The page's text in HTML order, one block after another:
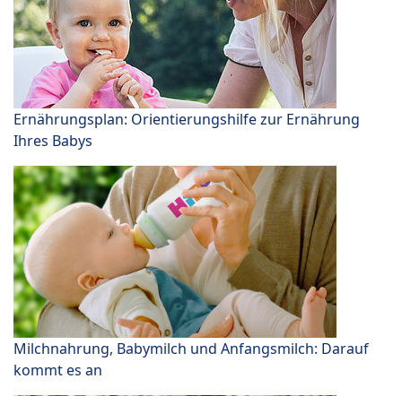
Ernährungsplan: Orientierungshilfe zur Ernährung
Ihres Babys
Milchnahrung, Babymilch und Anfangsmilch: Darauf
kommt es an